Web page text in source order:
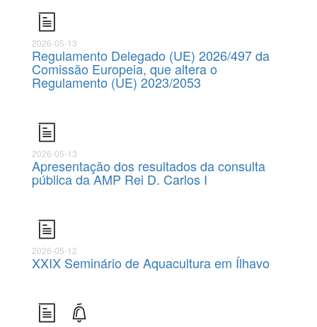
2026-05-13
Regulamento Delegado (UE) 2026/497 da
Comissão Europeia, que altera o
Regulamento (UE) 2023/2053
2026-05-13
Apresentação dos resultados da consulta
pública da AMP Rei D. Carlos I
2026-05-12
XXIX Seminário de Aquacultura em Ílhavo